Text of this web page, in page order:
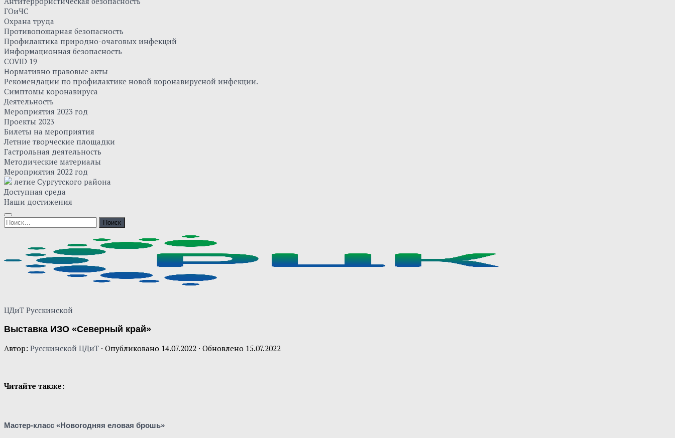
ГОиЧС
Охрана труда
Противопожарная безопасность
Профилактика природно-очаговых инфекций
Информационная безопасность
COVID 19
Нормативно правовые акты
Рекомендации по профилактике новой коронавирусной инфекции.
Симптомы коронавируса
Деятельность
Мероприятия 2023 год
Проекты 2023
Билеты на мероприятия
Летние творческие площадки
Гастрольная деятельность
Методические материалы
Мероприятия 2022 год
летие Сургутского района
Доступная среда
Наши достижения
Найти:
ЦДиТ Русскинской
Выставка ИЗО «Северный край»
Автор: Русскинской ЦДиТ · Опубликовано 14.07.2022 · Обновлено 15.07.2022
Читайте также:
Мастер-класс «Новогодняя еловая брошь»